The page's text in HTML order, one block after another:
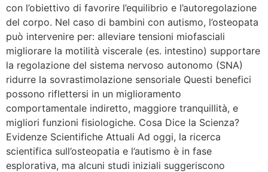
con l’obiettivo di favorire l’equilibrio e l’autoregolazione
del corpo. Nel caso di bambini con autismo, l’osteopata
può intervenire per: alleviare tensioni miofasciali
migliorare la motilità viscerale (es. intestino) supportare
la regolazione del sistema nervoso autonomo (SNA)
ridurre la sovrastimolazione sensoriale Questi benefici
possono riflettersi in un miglioramento
comportamentale indiretto, maggiore tranquillità, e
migliori funzioni fisiologiche. Cosa Dice la Scienza?
Evidenze Scientifiche Attuali Ad oggi, la ricerca
scientifica sull’osteopatia e l’autismo è in fase
esplorativa, ma alcuni studi iniziali suggeriscono